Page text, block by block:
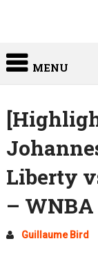
MENU
Liberty
– WNBA
Guillaume Bird